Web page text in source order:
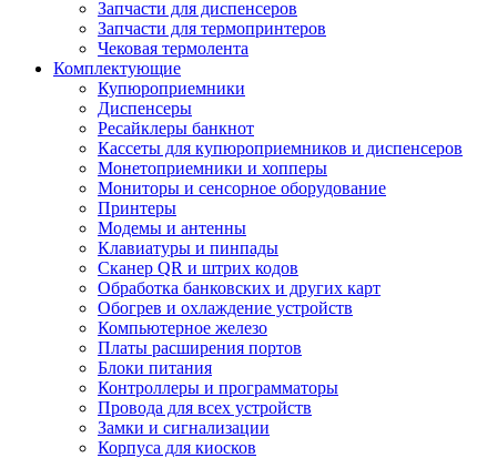
Запчасти для диспенсеров
Запчасти для термопринтеров
Чековая термолента
Комплектующие
Купюроприемники
Диспенсеры
Ресайклеры банкнот
Кассеты для купюроприемников и диспенсеров
Монетоприемники и хопперы
Мониторы и сенсорное оборудование
Принтеры
Модемы и антенны
Клавиатуры и пинпады
Сканер QR и штрих кодов
Обработка банковских и других карт
Обогрев и охлаждение устройств
Компьютерное железо
Платы расширения портов
Блоки питания
Контроллеры и программаторы
Провода для всех устройств
Замки и сигнализации
Корпуса для киосков